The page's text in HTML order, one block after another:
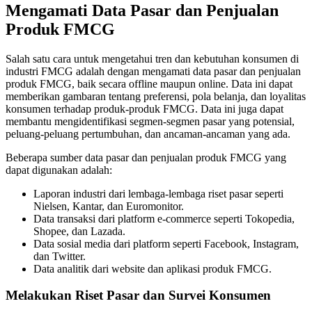
Mengamati Data Pasar dan Penjualan
Produk FMCG
Salah satu cara untuk mengetahui tren dan kebutuhan konsumen di
industri FMCG adalah dengan mengamati data pasar dan penjualan
produk FMCG, baik secara offline maupun online. Data ini dapat
memberikan gambaran tentang preferensi, pola belanja, dan loyalitas
konsumen terhadap produk-produk FMCG. Data ini juga dapat
membantu mengidentifikasi segmen-segmen pasar yang potensial,
peluang-peluang pertumbuhan, dan ancaman-ancaman yang ada.
Beberapa sumber data pasar dan penjualan produk FMCG yang
dapat digunakan adalah:
Laporan industri dari lembaga-lembaga riset pasar seperti
Nielsen, Kantar, dan Euromonitor.
Data transaksi dari platform e-commerce seperti Tokopedia,
Shopee, dan Lazada.
Data sosial media dari platform seperti Facebook, Instagram,
dan Twitter.
Data analitik dari website dan aplikasi produk FMCG.
Melakukan Riset Pasar dan Survei Konsumen